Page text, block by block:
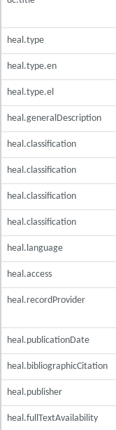
heal.type
heal.type.en
heal.type.el
heal.generalDescription
heal.classification
heal.classification
heal.classification
heal.classification
heal.language
heal.access
heal.recordProvider
heal.publicationDate
heal.bibliographicCitation
heal.publisher
heal.fullTextAvailability